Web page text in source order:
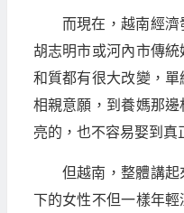
而現在，越南經
胡志明市或河內市傳
和質都有很大改變，
相親意願，到養媽那
亮的，也不容易娶到真
但越南，整體講
下的女性不但一樣年輕